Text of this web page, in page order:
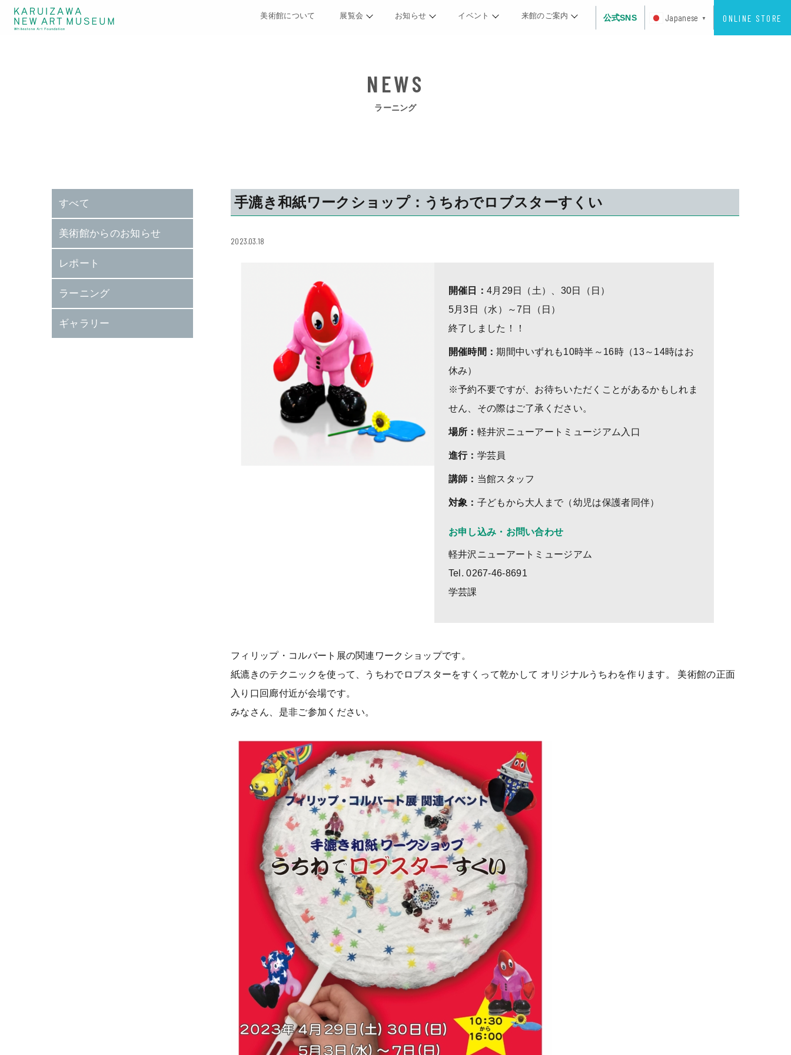
美術館について 展覧会 お知らせ イベント 来館のご案内 公式SNS Japanese ▼ ONLINE STORE
ラーニング
すべて
美術館からのお知らせ
レポート
ラーニング
ギャラリー
手漉き和紙ワークショップ：うちわでロブスターすくい
2023.03.18
開催日： 4月29日（土）、30日（日）
5月3日（水）～7日（日）
終了しました！！
開催時間：期間中いずれも10時半～16時（13～14時はお
休み）
※予約不要ですが、お待ちいただくことがあるかもしれま
せん、その際はご了承ください。
場所： 軽井沢ニューアートミュージアム入口
進行： 学芸員
講師： 当館スタッフ
対象： 子どもから大人まで（幼児は保護者同伴）
お申し込み・お問い合わせ
軽井沢ニューアートミュージアム
Tel. 0267-46-8691
学芸課
フィリップ・コルバート展の関連ワークショップです。
紙漉きのテクニックを使って、うちわでロブスターをすくって乾かして オリジナルうちわを作ります。 美術館の正面
入り口回廊付近が会場です。
みなさん、是非ご参加ください。